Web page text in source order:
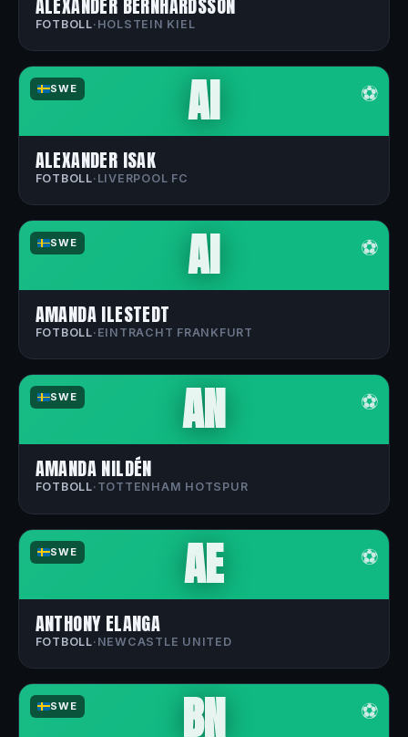
ALEXANDER BERNHARDSSON
FOTBOLL· HOLSTEIN KIEL
SWE ⚽
AI
ALEXANDER ISAK
FOTBOLL· LIVERPOOL FC
SWE ⚽
AI
AMANDA ILESTEDT
FOTBOLL· EINTRACHT FRANKFURT
SWE ⚽
AN
AMANDA NILDÉN
FOTBOLL· TOTTENHAM HOTSPUR
SWE ⚽
AE
ANTHONY ELANGA
FOTBOLL· NEWCASTLE UNITED
SWE ⚽
BN